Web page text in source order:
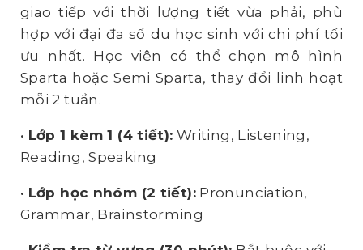
giao tiếp với thời lượng tiết vừa phải, phù
hợp với đại đa số du học sinh với chi phí tối
ưu nhất. Học viên có thể chọn mô hình
Sparta hoặc Semi Sparta, thay đổi linh hoạt
mỗi 2 tuần.
• Lớp 1 kèm 1 (4 tiết): Writing, Listening,
Reading, Speaking
• Lớp học nhóm (2 tiết):Pronunciation,
Grammar, Brainstorming